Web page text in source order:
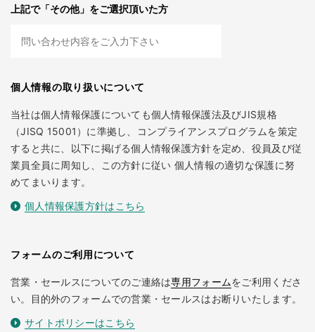
上記で「その他」をご選択頂いた方
個人情報の取り扱いについて
当社は個人情報保護についても個人情報保護法及びJIS規格
（JISQ 15001）に準拠し、コンプライアンスプログラムを策定
すると共に、以下に掲げる個人情報保護方針を定め、役員及び従
業員全員に周知し、この方針に従い 個人情報の適切な保護に努
めてまいります。
個人情報保護方針はこちら
フォームのご利用について
営業・セールスについてのご連絡は専用フォームをご利用くださ
い。目的外のフォームでの営業・セールスはお断りいたします。
サイトポリシーはこちら